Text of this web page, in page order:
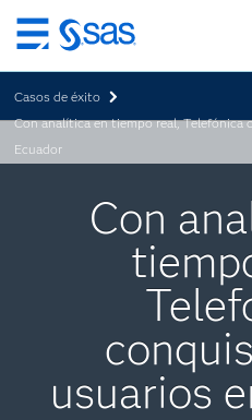
Ir
al
contenido
principal
Casos de éxito
Con analítica en tiempo real, Telefónica
Ecuador
Con
usuarios